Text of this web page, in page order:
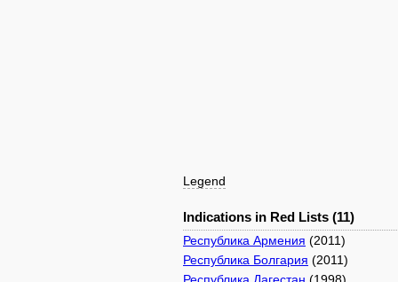
Legend
Indications in Red Lists (11)
Республика Армения (2011)
Республика Болгария (2011)